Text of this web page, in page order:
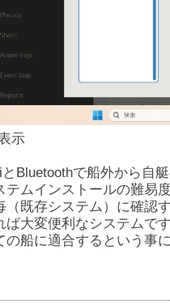
示
Bluetoothで船外から自
テムインストールの難易
（既存システム）に確認
ば大変便利なシステムです
の船に適合するという事